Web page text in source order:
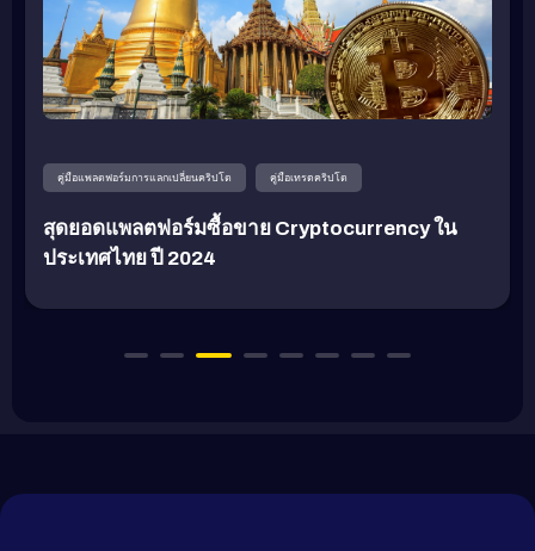
คู่มือแพลตฟอร์มการแลกเปลี่ยนคริปโต คู่มือเทรดคริปโต
สุดยอดแพลตฟอร์มซื้อขาย Cryptocurrency ใน
ประเทศไทย ปี 2024